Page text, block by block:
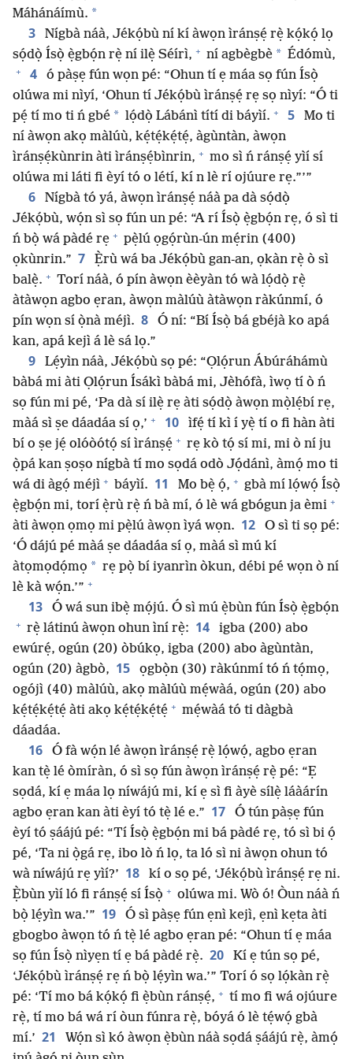
Máhánáímù. *
3
Nígbà náà, Jékọ́bù ní kí àwọn ìránṣẹ́ rẹ̀ kọ́kọ́ lọ
sọ́dọ̀ Ísọ̀ ẹ̀gbọ́n rẹ̀ ní ilẹ̀ Séírì, + ní agbègbè * Édómù,
+ 4
ó pàṣẹ fún wọn pé: “Ohun tí ẹ máa sọ fún Ísọ̀
olúwa mi nìyí, ‘Ohun tí Jékọ́bù ìránṣẹ́ rẹ sọ nìyí: “Ó ti
pẹ́ tí mo ti ń gbé * lọ́dọ̀ Lábánì títí di báyìí. + 5
Mo ti
ní àwọn akọ màlúù, kẹ́tẹ́kẹ́tẹ́, àgùntàn, àwọn
ìránṣẹ́kùnrin àti ìránṣẹ́bìnrin, + mo sì ń ránṣẹ́ yìí sí
olúwa mi láti fi èyí tó o létí, kí n lè rí ojúure rẹ.”’”
6
Nígbà tó yá, àwọn ìránṣẹ́ náà pa dà sọ́dọ̀
Jékọ́bù, wọ́n sì sọ fún un pé: “A rí Ísọ̀ ẹ̀gbọ́n rẹ, ó sì ti
ń bọ̀ wá pàdé rẹ + pẹ̀lú ọgọ́rùn-ún mẹ́rin (400)
ọkùnrin.” 7
Ẹ̀rù wá ba Jékọ́bù gan-an, ọkàn rẹ̀ ò sì
balẹ̀. + Torí náà, ó pín àwọn èèyàn tó wà lọ́dọ̀ rẹ̀
àtàwọn agbo ẹran, àwọn màlúù àtàwọn ràkúnmí, ó
pín wọn sí ọ̀nà méjì. 8
Ó ní: “Bí Ísọ̀ bá gbéjà ko apá
kan, apá kejì á lè sá lọ.”
9
Lẹ́yìn náà, Jékọ́bù sọ pé: “Ọlọ́run Ábúráhámù
bàbá mi àti Ọlọ́run Ísákì bàbá mi, Jèhófà, ìwọ tí ò ń
sọ fún mi pé, ‘Pa dà sí ilẹ̀ rẹ àti sọ́dọ̀ àwọn mọ̀lẹ́bí rẹ,
màá sì ṣe dáadáa sí ọ,’ + 10
ìfẹ́ tí kì í yẹ̀ tí o fi hàn àti
bí o ṣe jẹ́ olóòótọ́ sí ìránṣẹ́ + rẹ kò tọ́ sí mi, mi ò ní ju
ọ̀pá kan ṣoṣo nígbà tí mo sọdá odò Jọ́dánì, àmọ́ mo ti
wá di àgọ́ méjì + báyìí. 11 Mo bẹ̀ ọ́, + gbà mí lọ́wọ́ Ísọ̀
ẹ̀gbọ́n mi, torí ẹ̀rù rẹ̀ ń bà mí, ó lè wá gbógun ja èmi +
àti àwọn ọmọ mi pẹ̀lú àwọn ìyá wọn. 12
O sì ti sọ pé:
‘Ó dájú pé màá ṣe dáadáa sí ọ, màá sì mú kí
àtọmọdọ́mọ * rẹ pọ̀ bí iyanrìn òkun, débi pé wọn ò ní
lè kà wọ́n.’” +
13 Ó wá sun ibẹ̀ mọ́jú. Ó sì mú ẹ̀bùn fún Ísọ̀ ẹ̀gbọ́n
+ rẹ̀ látinú àwọn ohun ìní rẹ̀: 14
igba (200) abo
ewúrẹ́, ogún (20) òbúkọ, igba (200) abo àgùntàn,
ogún (20) àgbò, 15
ọgbọ̀n (30) ràkúnmí tó ń tọ́mọ,
ogójì (40) màlúù, akọ màlúù mẹ́wàá, ogún (20) abo
kẹ́tẹ́kẹ́tẹ́ àti akọ kẹ́tẹ́kẹ́tẹ́ + mẹ́wàá tó ti dàgbà
dáadáa.
16
Ó fà wọ́n lé àwọn ìránṣẹ́ rẹ̀ lọ́wọ́, agbo ẹran
kan tẹ̀ lé òmíràn, ó sì sọ fún àwọn ìránṣẹ́ rẹ̀ pé: “Ẹ
sọdá, kí ẹ máa lọ níwájú mi, kí ẹ sì fi àyè sílẹ̀ láàárín
agbo ẹran kan àti èyí tó tẹ̀ lé e.” 17
Ó tún pàṣẹ fún
èyí tó ṣáájú pé: “Tí Ísọ̀ ẹ̀gbọ́n mi bá pàdé rẹ, tó sì bi ọ́
pé, ‘Ta ni ọ̀gá rẹ, ibo lò ń lọ, ta ló sì ni àwọn ohun tó
wà níwájú rẹ yìí?’ 18
kí o sọ pé, ‘Jékọ́bù ìránṣẹ́ rẹ ni.
Ẹ̀bùn yìí ló fi ránṣẹ́ sí Ísọ̀ + olúwa mi. Wò ó! Òun náà ń
bọ̀ lẹ́yìn wa.’” 19
Ó sì pàṣẹ fún ẹnì kejì, ẹnì kẹta àti
gbogbo àwọn tó ń tẹ̀ lé agbo ẹran pé: “Ohun tí ẹ máa
sọ fún Ísọ̀ nìyẹn tí ẹ bá pàdé rẹ̀. 20
Kí ẹ tún sọ pé,
‘Jékọ́bù ìránṣẹ́ rẹ ń bọ̀ lẹ́yìn wa.’” Torí ó sọ lọ́kàn rẹ̀
pé: ‘Tí mo bá kọ́kọ́ fi ẹ̀bùn ránṣẹ́, + tí mo fi wá ojúure
rẹ̀, tí mo bá wá rí òun fúnra rẹ̀, bóyá ó lè tẹ́wọ́ gbà
mí.’ 21
Wọ́n sì kó àwọn ẹ̀bùn náà sọdá ṣáájú rẹ̀, àmọ́